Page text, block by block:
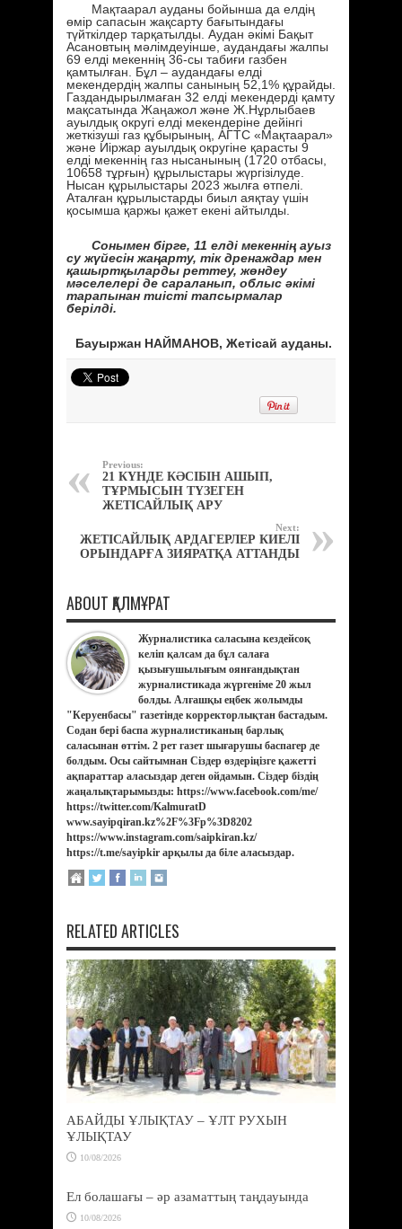
Мақтаарал ауданы бойынша да елдің
өмір сапасын жақсарту бағытындағы
түйткілдер тарқатылды. Аудан әкімі Бақыт
Асановтың мәлімдеуінше, аудандағы жалпы
69 елді мекеннің 36-сы табиғи газбен
қамтылған. Бұл – аудандағы елді
мекендердің жалпы санының 52,1% құрайды.
Газдандырылмаған 32 елді мекендерді қамту
мақсатында Жаңажол және Ж.Нұрлыбаев
ауылдық округі елді мекендеріне дейінгі
жеткізуші газ құбырының, АГТС «Мақтаарал»
және Иіржар ауылдық округіне қарасты 9
елді мекеннің газ нысанының (1720 отбасы,
10658 тұрғын) құрылыстары жүргізілуде.
Нысан құрылыстары 2023 жылға өтпелі.
Аталған құрылыстарды биыл аяқтау үшін
қосымша қаржы қажет екені айтылды.
Сонымен бірге, 11 елді мекеннің ауыз
су жүйесін жаңарту, тік дренаждар мен
қашыртқыларды реттеу, жөндеу
мәселелері де сараланып, облыс әкімі
тарапынан тиісті тапсырмалар
берілді.
Бауыржан НАЙМАНОВ, Жетісай ауданы.
Previous:
21 КҮНДЕ КӘСІБІН АШЫП,
ТҰРМЫСЫН ТҮЗЕГЕН
ЖЕТІСАЙЛЫҚ АРУ
Next:
ЖЕТІСАЙЛЫҚ АРДАГЕРЛЕР КИЕЛІ
ОРЫНДАРҒА ЗИЯРАТҚА АТТАНДЫ
ABOUT ҚАЛМҰРАТ
Журналистика саласына кездейсоқ
келіп қалсам да бұл салаға
қызығушылығым оянғандықтан
журналистикада жүргеніме 20 жыл
болды. Алғашқы еңбек жолымды
"Керуенбасы" газетінде корректорлықтан бастадым.
Содан бері баспа журналистиканың барлық
саласынан өттім. 2 рет газет шығарушы баспагер де
болдым. Осы сайтымнан Сіздер өздеріңізге қажетті
ақпараттар аласыздар деген ойдамын. Сіздер біздің
жаңалықтарымызды: https://www.facebook.com/me/
https://twitter.com/KalmuratD
www.sayipqiran.kz%2F%3Fp%3D8202
https://www.instagram.com/saipkiran.kz/
https://t.me/sayipkir арқылы да біле аласыздар.
RELATED ARTICLES
АБАЙДЫ ҰЛЫҚТАУ – ҰЛТ РУХЫН
ҰЛЫҚТАУ
10/08/2026
Ел болашағы – әр азаматтың таңдауында
10/08/2026